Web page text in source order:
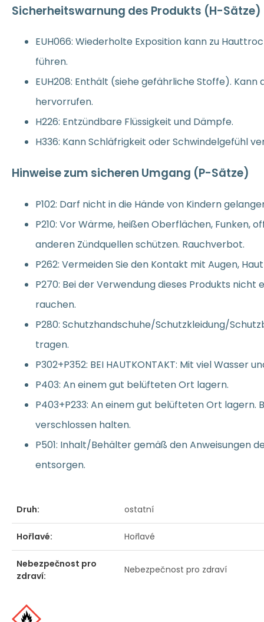
Sicherheitswarnung des Produkts (H-Sätze)
EUH066: Wiederholte Exposition kann zu
führen.
EUH208: Enthält (siehe gefährliche Stoffe). Kann
hervorrufen.
H226: Entzündbare Flüssigkeit und Dämpfe.
H336: Kann Schläfrigkeit oder Schwindelgefühl
Hinweise zum sicheren Umgang (P-Sätze)
P102: Darf nicht in die Hände von Kindern
P210: Vor Wärme, heißen Oberflächen, Funken,
anderen Zündquellen schützen. Rauchverbot.
P262: Vermeiden Sie den Kontakt mit Augen,
P270: Bei der Verwendung dieses Produkts nicht
rauchen.
P280: Schutzhandschuhe/Schutzkleidung/
tragen.
P302+P352: BEI HAUTKONTAKT: Mit viel Wasser
P403: An einem gut belüfteten Ort lagern.
P403+P233: An einem gut belüfteten Ort lagern.
verschlossen halten.
P501: Inhalt/Behälter gemäß den Anweisungen
entsorgen.
Druh: ostatní
Hořlavé: Hořlavé
Nebezpečnost pro
zdraví:
Nebezpečnost pro zdraví